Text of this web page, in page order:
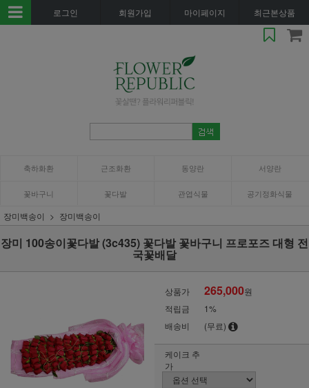
로그인 회원가입 마이페이지 최근본상품
축하화환 근조화환 동양란 서양란
꽃바구니 꽃다발 관엽식물 공기정화식물
장미백송이 장미백송이
장미 100송이꽃다발 (3c435) 꽃다발 꽃바구니 프로포즈 대형 전
국꽃배달
상품가 265,000원
적립금
1%
배송비
(무료)
케이크 추
가